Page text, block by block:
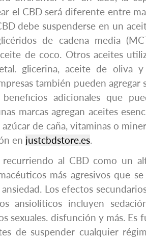
el CBD será diferente entre
debe suspenderse en un
de cadena media
de coco. Otros aceites
glicerina, aceite de oliva
también pueden
adicionales que
marcas agregan aceites
de caña, vitaminas o
en justcbdstore.es.
recurriendo al CBD como un
más agresivos que
Los efectos
ansiolíticos incluyen
sexuales. disfunción y más. Es
de suspender cualquier